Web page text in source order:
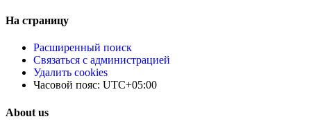
На страницу
Расширенный поиск
Связаться с администрацией
Удалить cookies
Часовой пояс: UTC+05:00
About us